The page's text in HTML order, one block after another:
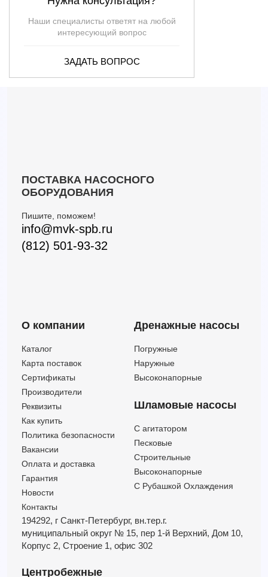
Наши специалисты ответят на любой
интересующий вопрос
ЗАДАТЬ ВОПРОС
ПОСТАВКА НАСОСНОГО
ОБОРУДОВАНИЯ
Пишите, поможем!
info@mvk-spb.ru
(812) 501-93-32
О компании
Каталог
Карта поставок
Сертификаты
Производители
Реквизиты
Как купить
Политика безопасности
Вакансии
Оплата и доставка
Гарантия
Новости
Контакты
Дренажные насосы
Погружные
Наружные
Высоконапорные
Шламовые насосы
C агитатором
Песковые
Строительные
Высоконапорные
С Рубашкой Охлаждения
194292, г Санкт-Петербург, вн.тер.г.
муниципальный округ № 15, пер 1-й Верхний, Дом 10,
Корпус 2, Строение 1, офис 302
Центробежные